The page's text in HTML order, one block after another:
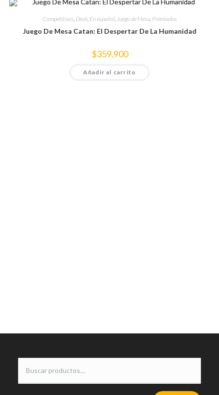
Competitivos Devir, En español, Juego de Mesa Premiados
Juego De Mesa Catan: El Despertar De La Humanidad
$359,900
Añadir al carrito